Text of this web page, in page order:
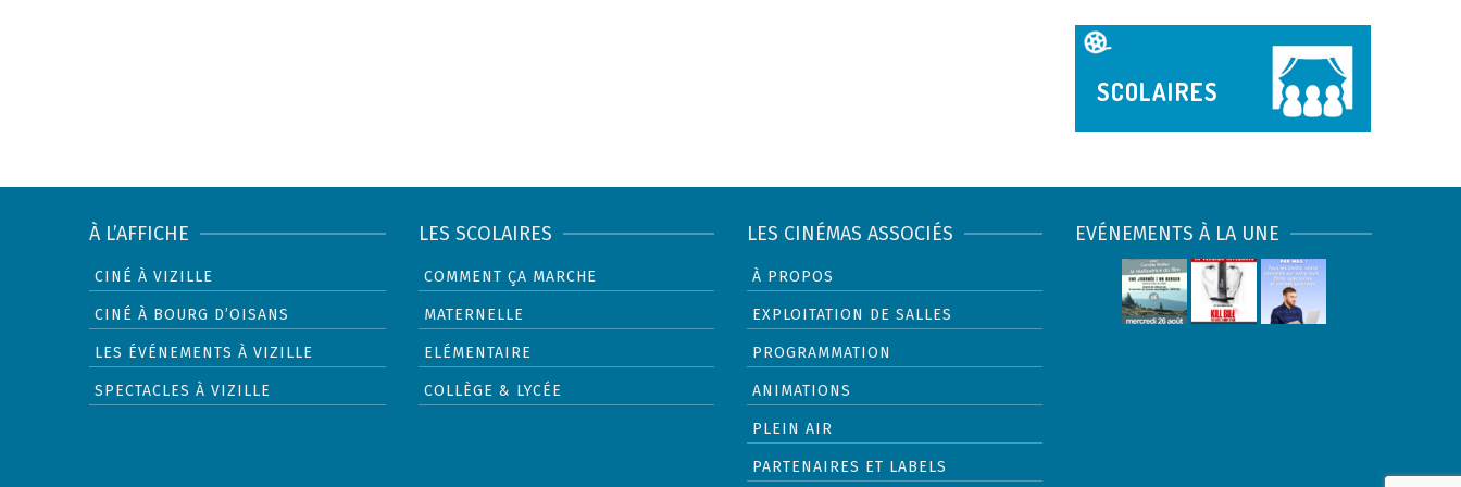
SCOLAIRES
À L’AFFICHE
CINÉ À VIZILLE
CINÉ À BOURG D’OISANS
LES ÉVÉNEMENTS À VIZILLE
SPECTACLES À VIZILLE
LES SCOLAIRES
COMMENT ÇA MARCHE
MATERNELLE
ELÉMENTAIRE
COLLÈGE & LYCÉE
LES CINÉMAS ASSOCIÉS
À PROPOS
EXPLOITATION DE SALLES
PROGRAMMATION
ANIMATIONS
PLEIN AIR
PARTENAIRES ET LABELS
EVÉNEMENTS À LA UNE